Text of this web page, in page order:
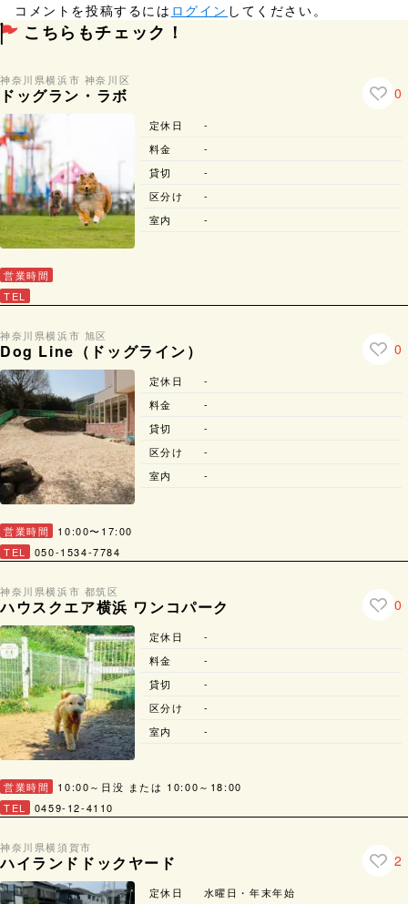
コメントを投稿するには ログイン してください。
こちらもチェック！
神奈川県横浜市 神奈川区
ドッグラン・ラボ 0
営業時間
TEL
定休日
-
料金
-
貸切
-
区分け
-
室内
-
神奈川県横浜市 旭区
Dog Line（ドッグライン） 0
営業時間
10:00〜17:00
TEL
050-1534-7784
定休日
-
料金
-
貸切
-
区分け
-
室内
-
神奈川県横浜市 都筑区
ハウスクエア横浜 ワンコパーク 0
営業時間
10:00～日没 または 10:00～18:00
TEL
0459-12-4110
定休日
-
料金
-
貸切
-
区分け
-
室内
-
神奈川県横須賀市
ハイランドドックヤード 2
定休日
水曜日・年末年始